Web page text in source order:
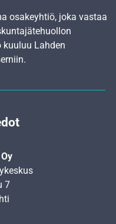
osakeyhtiö, joka vastaa
Lahden
7